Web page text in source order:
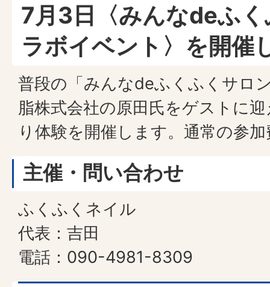
7月3日〈みんなdeふ
ラボイベント〉を開催
普段の「みんなdeふくふくサロ
脂株式会社の原田氏をゲストに
り体験を開催します。通常の参
主催・問い合わせ
ふくふくネイル
代表：吉田
電話：090-4981-8309